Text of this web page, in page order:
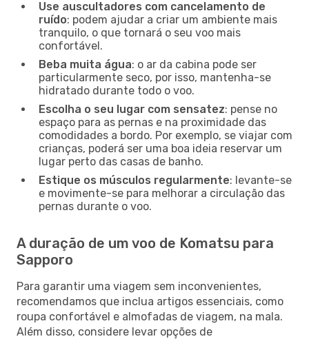
Use auscultadores com cancelamento de
ruído: podem ajudar a criar um ambiente mais
tranquilo, o que tornará o seu voo mais
confortável.
Beba muita água: o ar da cabina pode ser
particularmente seco, por isso, mantenha-se
hidratado durante todo o voo.
Escolha o seu lugar com sensatez: pense no
espaço para as pernas e na proximidade das
comodidades a bordo. Por exemplo, se viajar com
crianças, poderá ser uma boa ideia reservar um
lugar perto das casas de banho.
Estique os músculos regularmente: levante-se
e movimente-se para melhorar a circulação das
pernas durante o voo.
A duração de um voo de Komatsu para
Sapporo
Para garantir uma viagem sem inconvenientes,
recomendamos que inclua artigos essenciais, como
roupa confortável e almofadas de viagem, na mala.
Além disso, considere levar opções de